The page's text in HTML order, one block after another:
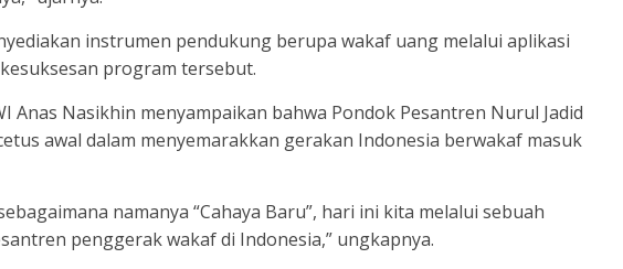
instrumen pendukung berupa wakaf uang melalui aplikasi
program tersebut.
Anas Nasikhin menyampaikan bahwa Pondok Pesantren Nurul Jadid
awal dalam menyemarakkan gerakan Indonesia berwakaf masuk
namanya “Cahaya Baru”, hari ini kita melalui sebuah
penggerak wakaf di Indonesia,” ungkapnya.